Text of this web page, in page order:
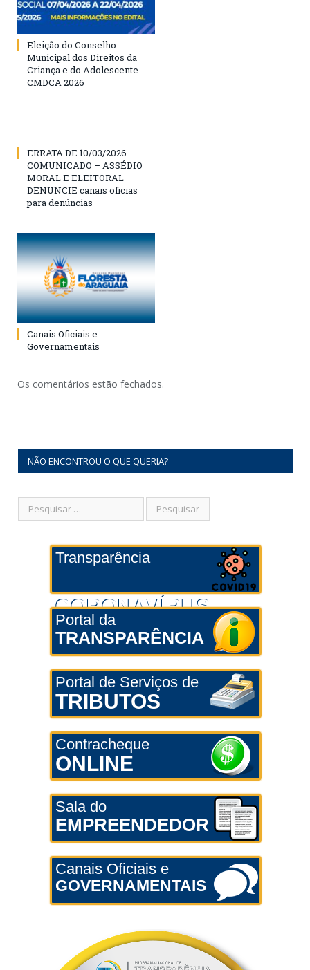
Eleição do Conselho
Municipal dos Direitos da
Criança e do Adolescente
CMDCA 2026
ERRATA DE 10/03/2026.
COMUNICADO – ASSÉDIO
MORAL E ELEITORAL –
DENUNCIE canais oficias
para denúncias
Canais Oficiais e
Governamentais
Os comentários estão fechados.
NÃO ENCONTROU O QUE QUERIA?
Transparência
CORONAVÍRUS
Portal da
TRANSPARÊNCIA
Portal de Serviços de
TRIBUTOS
Contracheque
ONLINE
Sala do
EMPREENDEDOR
Canais Oficiais e
GOVERNAMENTAIS